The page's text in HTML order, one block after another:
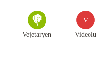
Vejetaryen
V
Videolu